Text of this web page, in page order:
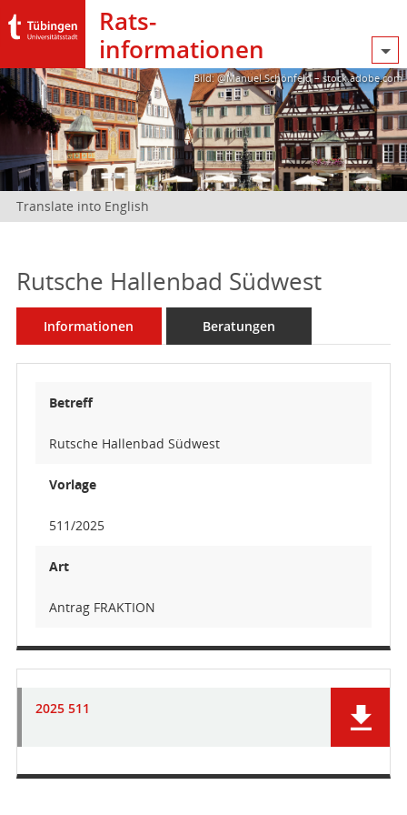
Rats­
informationen
Bild: @Manuel Schönfeld – stock.adobe.com
Translate into English
Rutsche Hallenbad Südwest
Informationen Beratungen
Betreff
Rutsche Hallenbad Südwest
Vorlage
511/2025
Art
Antrag FRAKTION
2025 511